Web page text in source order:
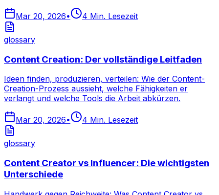
Mar 20, 2026• 4 Min. Lesezeit
glossary
Content Creation: Der vollständige Leitfaden
Ideen finden, produzieren, verteilen: Wie der Content-
Creation-Prozess aussieht, welche Fähigkeiten er
verlangt und welche Tools die Arbeit abkürzen.
Mar 20, 2026• 4 Min. Lesezeit
glossary
Content Creator vs Influencer: Die wichtigsten
Unterschiede